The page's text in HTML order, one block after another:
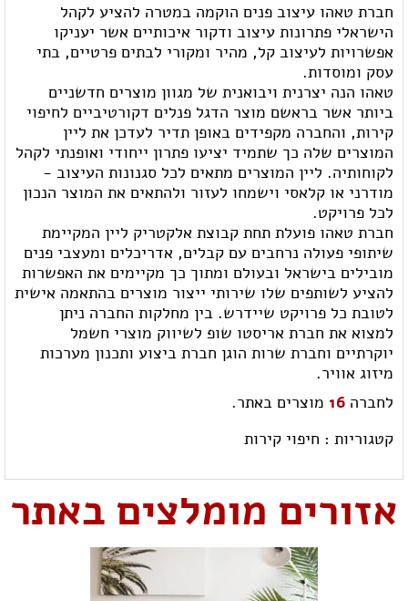
חברת טאהו עיצוב פנים הוקמה במטרה להציע לקהל
הישראלי פתרונות עיצוב ודקור איכותיים אשר יעניקו
אפשרויות לעיצוב קל, מהיר ומקורי לבתים פרטיים, בתי
עסק ומוסדות.
טאהו הנה יצרנית ויבואנית של מגוון מוצרים חדשניים
ביותר אשר בראשם מוצר הדגל פנלים דקורטיביים לחיפוי
קירות, והחברה מקפידים באופן תדיר לעדכן את ליין
המוצרים שלה כך שתמיד יציעו פתרון ייחודי ואופנתי לקהל
לקוחותיה. ליין המוצרים מתאים לכל סגנונות העיצוב -
מודרני או קלאסי וישמחו לעזור ולהתאים את המוצר הנכון
לכל פרויקט.
חברת טאהו פועלת תחת קבוצת אלקטריק ליין המקיימת
שיתופי פעולה נרחבים עם קבלים, אדריכלים ומעצבי פנים
מובילים בישראל ובעולם ומתוך כך מקיימים את האפשרות
להציע לשותפים שלו שירותי ייצור מוצרים בהתאמה אישית
לטובת כל פרויקט שיידרש. בין מחלקות החברה ניתן
למצוא את חברת אריסטו שופ לשיווק מוצרי חשמל
יוקרתיים וחברת שרות הוגן חברת ביצוע ותכנון מערכות
מיזוג אוויר.
לחברה 16 מוצרים באתר.
קטגוריות : חיפוי קירות
אזורים מומלצים באתר